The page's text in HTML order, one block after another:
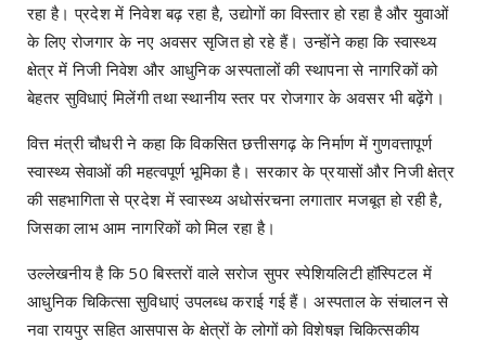
रहा है। प्रदेश में निवेश बढ़ रहा है, उद्योगों का विस्तार हो रहा है और युवाओं
के लिए रोजगार के नए अवसर सृजित हो रहे हैं। उन्होंने कहा कि स्वास्थ्य
क्षेत्र में निजी निवेश और आधुनिक अस्पतालों की स्थापना से नागरिकों को
बेहतर सुविधाएं मिलेंगी तथा स्थानीय स्तर पर रोजगार के अवसर भी बढ़ेंगे।
वित्त मंत्री चौधरी ने कहा कि विकसित छत्तीसगढ़ के निर्माण में गुणवत्तापूर्ण
स्वास्थ्य सेवाओं की महत्वपूर्ण भूमिका है। सरकार के प्रयासों और निजी क्षेत्र
की सहभागिता से प्रदेश में स्वास्थ्य अधोसंरचना लगातार मजबूत हो रही है,
जिसका लाभ आम नागरिकों को मिल रहा है।
उल्लेखनीय है कि 50 बिस्तरों वाले सरोज सुपर स्पेशियलिटी हॉस्पिटल में
आधुनिक चिकित्सा सुविधाएं उपलब्ध कराई गई हैं। अस्पताल के संचालन से
नवा रायपुर सहित आसपास के क्षेत्रों के लोगों को विशेषज्ञ चिकित्सकीय